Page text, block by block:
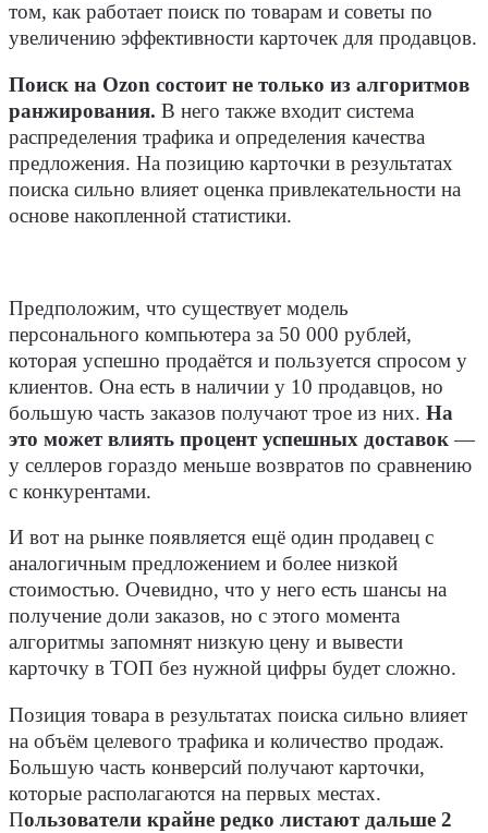
том, как работает поиск по товарам и советы по
увеличению эффективности карточек для продавцов.
Поиск на Ozon состоит не только из алгоритмов
ранжирования. В него также входит система
распределения трафика и определения качества
предложения. На позицию карточки в результатах
поиска сильно влияет оценка привлекательности на
основе накопленной статистики.
Предположим, что существует модель
персонального компьютера за 50 000 рублей,
которая успешно продаётся и пользуется спросом у
клиентов. Она есть в наличии у 10 продавцов, но
большую часть заказов получают трое из них. На
это может влиять процент успешных доставок —
у селлеров гораздо меньше возвратов по сравнению
с конкурентами.
И вот на рынке появляется ещё один продавец с
аналогичным предложением и более низкой
стоимостью. Очевидно, что у него есть шансы на
получение доли заказов, но с этого момента
алгоритмы запомнят низкую цену и вывести
карточку в ТОП без нужной цифры будет сложно.
Позиция товара в результатах поиска сильно влияет
на объём целевого трафика и количество продаж.
Большую часть конверсий получают карточки,
которые располагаются на первых местах.
Пользователи крайне редко листают дальше 2